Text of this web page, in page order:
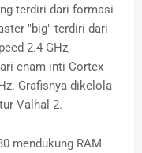
terdiri dari formasi
"big" terdiri dari
2.4 GHz,
enam inti Cortex
Grafisnya dikelola
Valhal 2.
mendukung RAM